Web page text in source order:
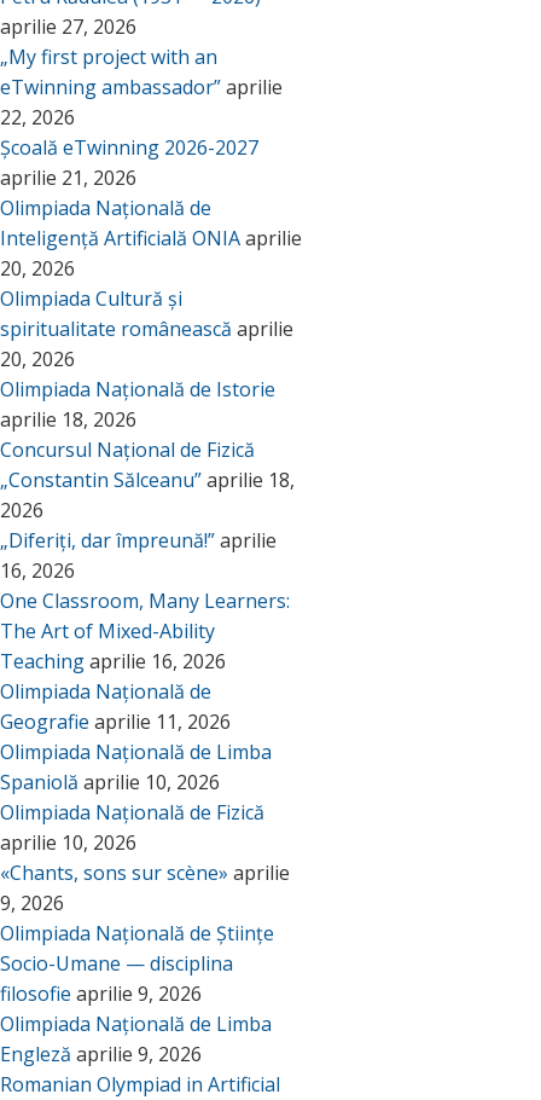
aprilie 27, 2026
„My first project with an
eTwinning ambassador”aprilie
22, 2026
Școală eTwinning 2026-2027
aprilie 21, 2026
Olimpiada Națională de
Inteligență Artificială ONIAaprilie
20, 2026
Olimpiada Cultură și
spiritualitate românească aprilie
20, 2026
Olimpiada Națională de Istorie
aprilie 18, 2026
Concursul Național de Fizică
„Constantin Sălceanu”aprilie 18,
2026
„Diferiți, dar împreună!”aprilie
16, 2026
One Classroom, Many Learners:
The Art of Mixed-Ability
Teachingaprilie 16, 2026
Olimpiada Națională de
Geografie aprilie 11, 2026
Olimpiada Națională de Limba
Spaniolă aprilie 10, 2026
Olimpiada Națională de Fizică
aprilie 10, 2026
«Chants, sons sur scène» aprilie
9, 2026
Olimpiada Națională de Științe
Socio-Umane — disciplina
filosofie aprilie 9, 2026
Olimpiada Națională de Limba
Engleză aprilie 9, 2026
Romanian Olympiad in Artificial